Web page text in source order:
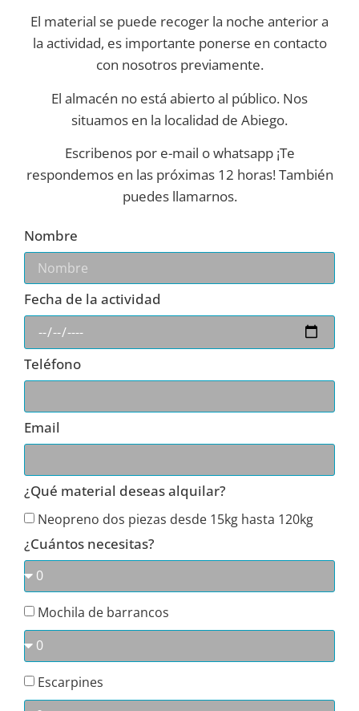
El material se puede recoger la noche anterior a
la actividad, es importante ponerse en contacto
con nosotros previamente.
El almacén no está abierto al público. Nos
situamos en la localidad de Abiego.
Escribenos por e-mail o whatsapp ¡Te
respondemos en las próximas 12 horas! También
puedes llamarnos.
Nombre
Fecha de la actividad
Teléfono
Email
¿Qué material deseas alquilar?
Neopreno dos piezas desde 15kg hasta 120kg
¿Cuántos necesitas?
Mochila de barrancos
Escarpines